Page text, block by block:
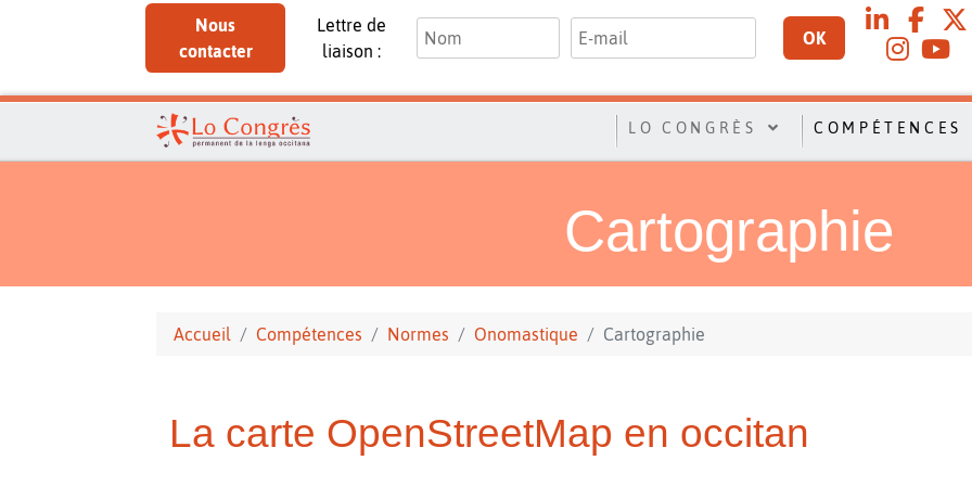
Nous
contacter
Lettre de
liaison :
OK
LO CONGRÈS COMPÉTENCES
Cartographie
Accueil Compétences Normes Onomastique Cartographie
La carte OpenStreetMap en occitan